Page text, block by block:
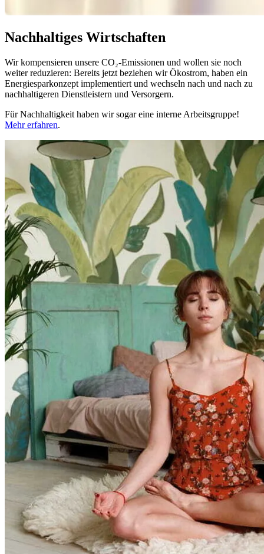
Nachhaltiges Wirtschaften
Wir kompensieren unsere CO₂-Emissionen und wollen sie noch
weiter reduzieren: Bereits jetzt beziehen wir Ökostrom, haben ein
Energiesparkonzept implementiert und wechseln nach und nach zu
nachhaltigeren Dienstleistern und Versorgern.
Für Nachhaltigkeit haben wir sogar eine interne Arbeitsgruppe!
Mehr erfahren.